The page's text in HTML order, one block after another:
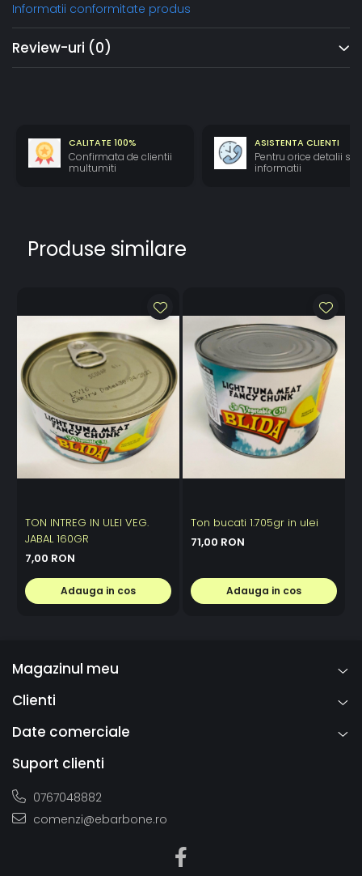
Informatii conformitate produs
Review-uri (0)
CALITATE 100%
Confirmata de clientii
multumiti
ASISTENTA CLIENTI
Pentru orice detalii si
informatii
Produse similare
TON INTREG IN ULEI VEG.
JABAL 160GR
7,00 RON
Adauga in cos
Ton bucati 1.705gr in ulei
71,00 RON
Adauga in cos
Magazinul meu
Clienti
Date comerciale
Suport clienti
0767048882
comenzi@ebarbone.ro